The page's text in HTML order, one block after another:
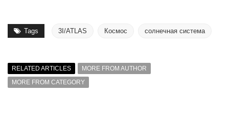
Tags 3I/ATLAS Космос солнечная система
RELATED ARTICLES
MORE FROM AUTHOR
MORE FROM CATEGORY